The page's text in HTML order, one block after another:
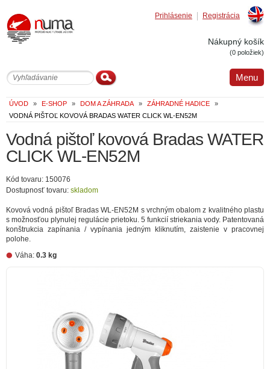
Registrácia
Prihlásenie
Nákupný košík
(0 položiek)
Menu
ÚVOD » E-SHOP » DOM A ZÁHRADA » ZÁHRADNÉ HADICE
»
VODNÁ PIŠTOĽ KOVOVÁ BRADAS WATER CLICK WL-EN52M
Vodná pištoľ kovová Bradas WATER
CLICK WL-EN52M
Kód tovaru: 150076
Dostupnosť tovaru: skladom
Kovová vodná pištoľ Bradas WL-EN52M s vrchným obalom z kvalitného plastu
s možnosťou plynulej regulácie prietoku. 5 funkcií striekania vody. Patentovaná
konštrukcia zapínania / vypínania jedným kliknutím, zaistenie v pracovnej
polohe.
Váha: 0.3 kg